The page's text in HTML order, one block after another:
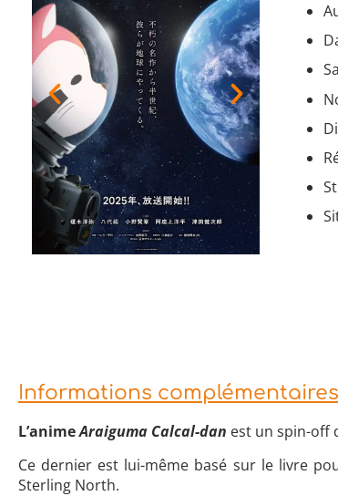
Informations complémentaires
L’animeAraiguma Calcal-dan est un spin-off
Ce dernier est lui-même basé sur le livre
Sterling North.